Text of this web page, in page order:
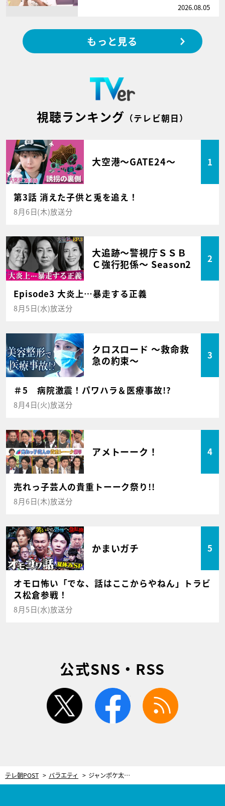
2026.08.05
もっと見る
視聴ランキング （テレビ朝日）
大空港～GATE24～ 1
第3話 消えた子供と兎を追え！
8月6日(木)放送分
大追跡～警視庁ＳＳＢ
Ｃ強行犯係～ Season2
2
Episode3 大炎上…暴走する正義
8月5日(水)放送分
クロスロード ～救命救
急の約束～
3
＃5 病院激震！パワハラ＆医療事故!?
8月4日(火)放送分
アメトーーク！ 4
売れっ子芸人の貴重トーーク祭り!!
8月6日(木)放送分
かまいガチ 5
オモロ怖い「でな、話はここからやねん」トラビ
ス松倉参戦！
8月5日(水)放送分
公式SNS・RSS
twitter facebook
テレ朝POST バラエティ ジャンポケ太田、妻・近藤千尋のMC冠番組に登場！相方おたけと満を持してスタジオへ